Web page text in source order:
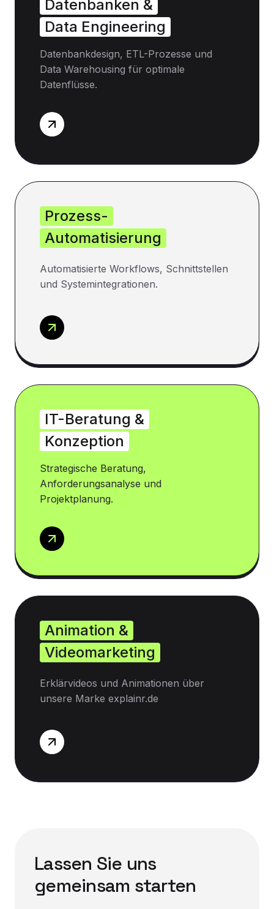
Datenbanken &
Data Engineering
Datenbankdesign, ETL-Prozesse und
Data Warehousing für optimale
Datenflüsse.
Prozess-
Automatisierung
Automatisierte Workflows, Schnittstellen
und Systemintegrationen.
IT-Beratung &
Konzeption
Strategische Beratung,
Anforderungsanalyse und
Projektplanung.
Animation &
Videomarketing
Erklärvideos und Animationen über
unsere Marke explainr.de
Lassen Sie uns
gemeinsam starten